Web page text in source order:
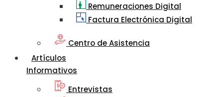
Remuneraciones Digital
Factura Electrónica Digital
Centro de Asistencia
Artículos
Informativos
Entrevistas